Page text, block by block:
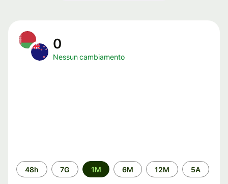
0
Nessun cambiamento
Periodo
di
48h 7G 1M 6M 12M 5A